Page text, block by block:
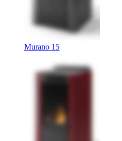
Murano 15